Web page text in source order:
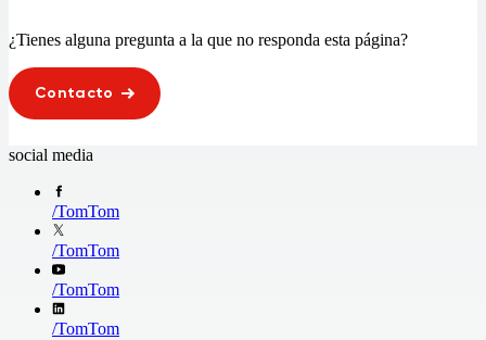
¿Tienes alguna pregunta a la que no responda esta página?
Contacto
social media
/TomTom
/TomTom
/TomTom
/TomTom